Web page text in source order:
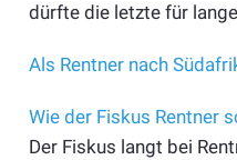
dürfte die letzte für
Als Rentner nach
Wie der Fiskus Rentner
Der Fiskus langt bei